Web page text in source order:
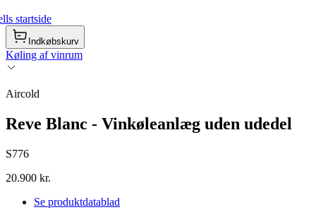
startside
Indkøbskurv
Køling af vinrum
Aircold
Reve Blanc - Vinkøleanlæg uden udedel
S776
20.900 kr.
Se produktdatablad